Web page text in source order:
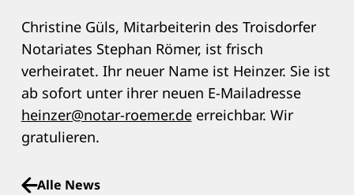
Christine Güls, Mitarbeiterin des Troisdorfer
Notariates Stephan Römer, ist frisch
verheiratet. Ihr neuer Name ist Heinzer. Sie ist
ab sofort unter ihrer neuen E-Mailadresse
heinzer@notar-roemer.deerreichbar. Wir
gratulieren.
Alle News